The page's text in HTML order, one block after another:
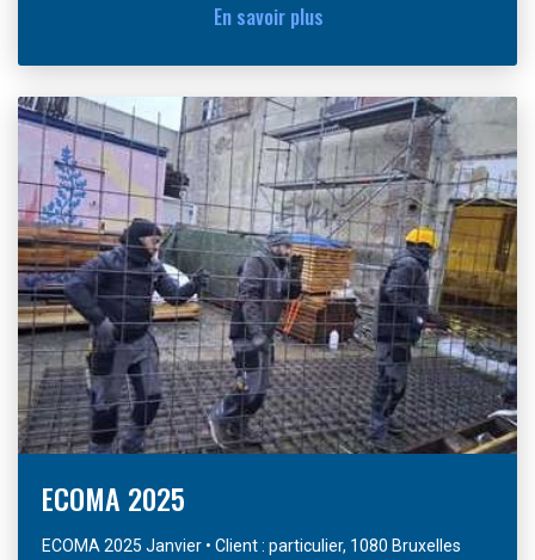
En savoir plus
ECOMA 2025
ECOMA 2025 Janvier • Client : particulier, 1080 Bruxelles